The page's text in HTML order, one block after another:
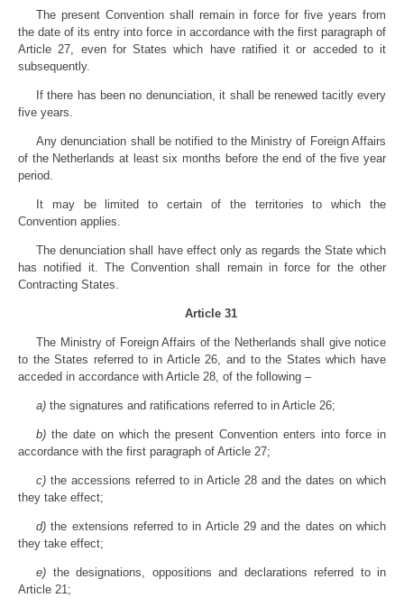
The present Convention shall remain in force for five years from
the date of its entry into force in accordance with the first paragraph of
Article 27, even for States which have ratified it or acceded to it
subsequently.
If there has been no denunciation, it shall be renewed tacitly every
five years.
Any denunciation shall be notified to the Ministry of Foreign Affairs
of the Netherlands at least six months before the end of the five year
period.
It may be limited to certain of the territories to which the
Convention applies.
The denunciation shall have effect only as regards the State which
has notified it. The Convention shall remain in force for the other
Contracting States.
Article 31
The Ministry of Foreign Affairs of the Netherlands shall give notice
to the States referred to in Article 26, and to the States which have
acceded in accordance with Article 28, of the following –
a) the signatures and ratifications referred to in Article 26;
b) the date on which the present Convention enters into force in
accordance with the first paragraph of Article 27;
c) the accessions referred to in Article 28 and the dates on which
they take effect;
d) the extensions referred to in Article 29 and the dates on which
they take effect;
e) the designations, oppositions and declarations referred to in
Article 21;